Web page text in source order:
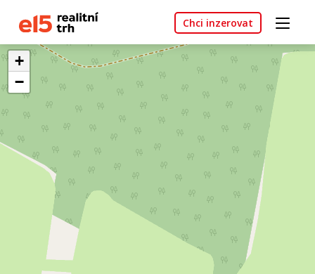
Chci inzerovat
+
−